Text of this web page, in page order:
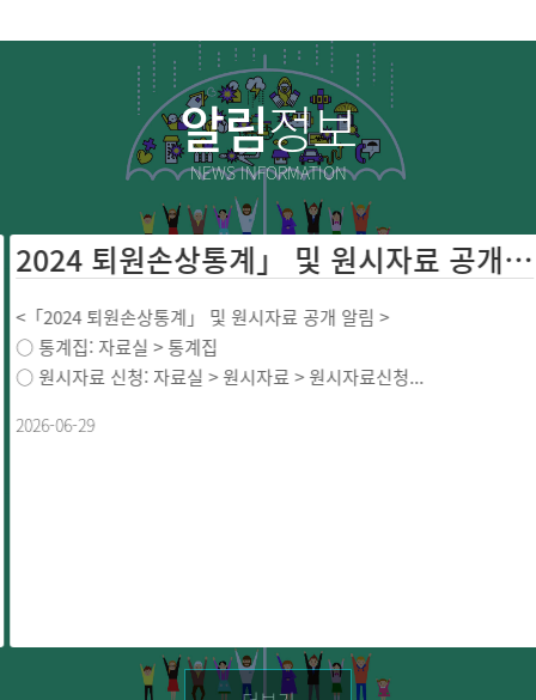
알림정보
NEWS INFORMATION
2024 퇴원손상통계」 및 원시자료 공개 ...
<「2024 퇴원손상통계」 및 원시자료 공개 알림 >
○ 통계집: 자료실 > 통계집
○ 원시자료 신청: 자료실 > 원시자료 > 원시자료신청...
2026-06-29